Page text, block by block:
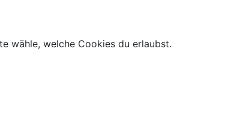
wähle, welche Cookies du erlaubst.